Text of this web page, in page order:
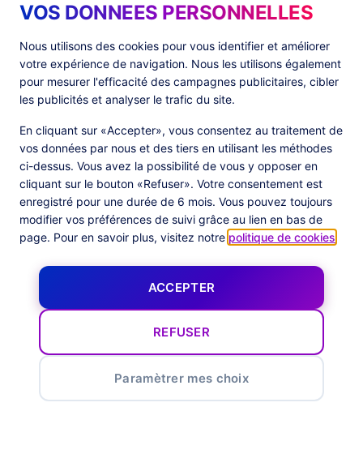
VOS DONNEES PERSONNELLES
Nous utilisons des cookies pour vous identifier et améliorer
votre expérience de navigation. Nous les utilisons également
pour mesurer l'efficacité des campagnes publicitaires, cibler
les publicités et analyser le trafic du site.
En cliquant sur «Accepter», vous consentez au traitement de
vos données par nous et des tiers en utilisant les méthodes
ci-dessus. Vous avez la possibilité de vous y opposer en
cliquant sur le bouton «Refuser». Votre consentement est
enregistré pour une durée de 6 mois. Vous pouvez toujours
modifier vos préférences de suivi grâce au lien en bas de
page. Pour en savoir plus, visitez notre politique de cookies
ACCEPTER
REFUSER
Paramètrer mes choix
Produits
PlatformX Server-Side Tracking
Adloop Media Optimisation
PlatformX Real Time CDP
Ressources
The ⚛ Quantum Lounge
Customer Stories
Fiches Produits
Société
À Propos
Notre Équipe
Certification Commanders Act
Actualités
Data Centers in
European Union
Follow us
FacebookYouTube
Mentions légales
Politique de protection des données